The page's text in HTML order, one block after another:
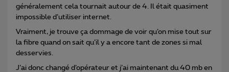
généralement cela tournait autour de 4. Il était quasiment
impossible d’utiliser internet.
Vraiment, je trouve ça dommage de voir qu’on mise tout sur
la fibre quand on sait qu’il y a encore tant de zones si mal
desservies.
J’ai donc changé d’opérateur et j’ai maintenant du 40 mb en